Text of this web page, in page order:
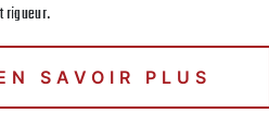
rigueur.
SAVOIR PLUS